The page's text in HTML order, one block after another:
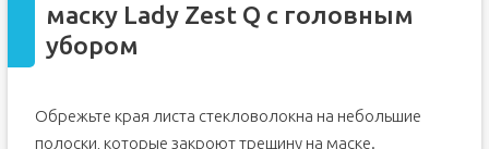
маску Lady Zest Q с головным
убором
Обрежьте края листа стекловолокна на небольшие
полоски, которые закроют трещину на маске.